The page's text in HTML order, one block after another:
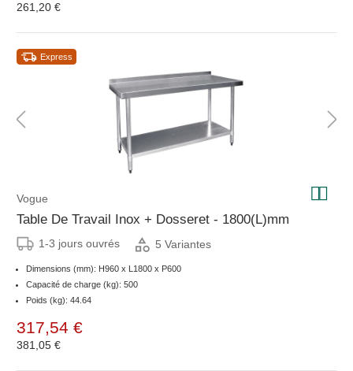
261,20 €
Express
Vogue
Table De Travail Inox + Dosseret - 1800(L)mm
1-3 jours ouvrés 5 Variantes
Dimensions (mm): H960 x L1800 x P600
Capacité de charge (kg): 500
Poids (kg): 44.64
317,54 €
381,05 €